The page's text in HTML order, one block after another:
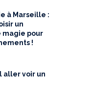
à Marseille :
un
magie pour
!
aller voir un